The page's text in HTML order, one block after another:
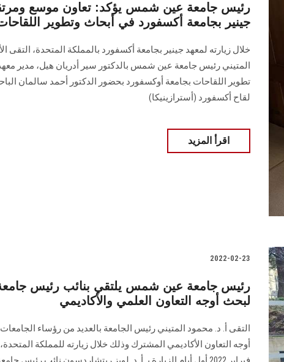
رئيس جامعة عين شمس يؤكد: تعاون موسع
جينير بجامعة أكسفورد في أبحاث وتطوير
خلال زيارته لمعهد جينير بجامعة أكسفورد بالمملكة المتحدة، التقى
المتيني رئيس جامعة عين شمس بالدكتور سير أدريان هيل، مدير معهد
تطوير اللقاحات بجامعة أوكسفورد بحضور الدكتور أحمد سالمان
لقاح أكسفورد (أسترازينيكا)
اقرأ المزيد
2022-02-23
رئيس جامعة عين شمس يلتقي بنائب رئيس
لبحث أوجه التعاون العلمي والأكاديمي
التقى أ. د. محمود المتيني رئيس الجامعة بالعديد من رؤساء